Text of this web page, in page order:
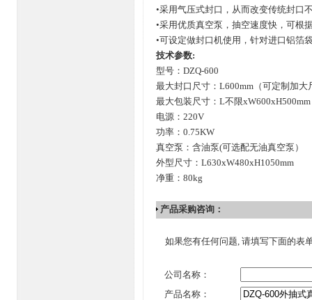
•采用气压式封口，从而改变传统封口
•采用优质真空泵，抽空速度快，可根
•可设定做封口机使用，针对进口铝箔
技术参数:
型号：DZQ-600
最大封口尺寸：L600mm（可定制加大
最大包装尺寸：L不限xW600xH500mm
电源：220V
功率：0.75KW
真空泵：含油泵(可选配无油真空泵）
外型尺寸：L630xW480xH1050mm
净重：80kg
产品采购咨询：
如果您有任何问题, 请填写下面的表
公司名称：
产品名称：